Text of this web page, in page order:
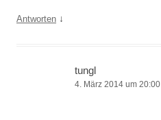
Antworten ↓
tungl
4. März 2014 um 20:00